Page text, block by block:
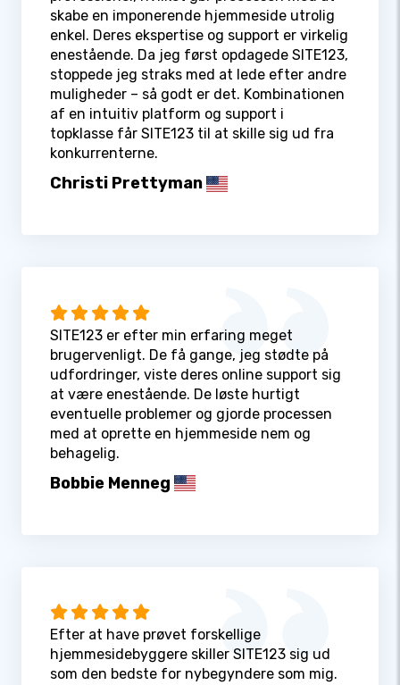
skabe en imponerende hjemmeside utrolig
enkel. Deres ekspertise og support er virkelig
enestående. Da jeg først opdagede SITE123,
stoppede jeg straks med at lede efter andre
muligheder – så godt er det. Kombinationen
af en intuitiv platform og support i
topklasse får SITE123 til at skille sig ud fra
konkurrenterne.
Christi Prettyman
SITE123 er efter min erfaring meget
brugervenligt. De få gange, jeg stødte på
udfordringer, viste deres online support sig
at være enestående. De løste hurtigt
eventuelle problemer og gjorde processen
med at oprette en hjemmeside nem og
behagelig.
Bobbie Menneg
Efter at have prøvet forskellige
hjemmesidebyggere skiller SITE123 sig ud
som den bedste for nybegyndere som mig.